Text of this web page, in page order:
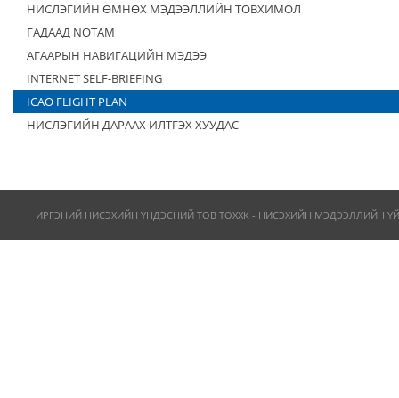
НИСЛЭГИЙН ӨМНӨХ МЭДЭЭЛЛИЙН ТОВХИМОЛ
ГАДААД NOTAM
АГААРЫН НАВИГАЦИЙН МЭДЭЭ
INTERNET SELF-BRIEFING
ICAO FLIGHT PLAN
НИСЛЭГИЙН ДАРААХ ИЛТГЭХ ХУУДАС
ИРГЭНИЙ НИСЭХИЙН ҮНДЭСНИЙ ТӨВ ТӨХХК - НИСЭХИЙН МЭДЭЭЛЛИЙН